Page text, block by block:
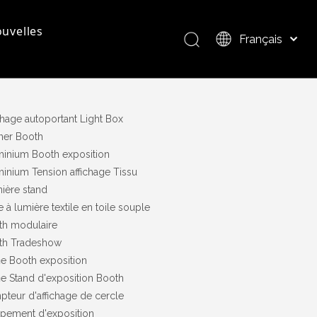
Français
العربية
autoportant Light Box
Booth
Booth exposition
Tension affichage Tissu
stand
à lumière textile en toile souple
modulaire
Tradeshow
Booth exposition
Stand d'exposition Booth
d'affichage de cercle
d'exposition